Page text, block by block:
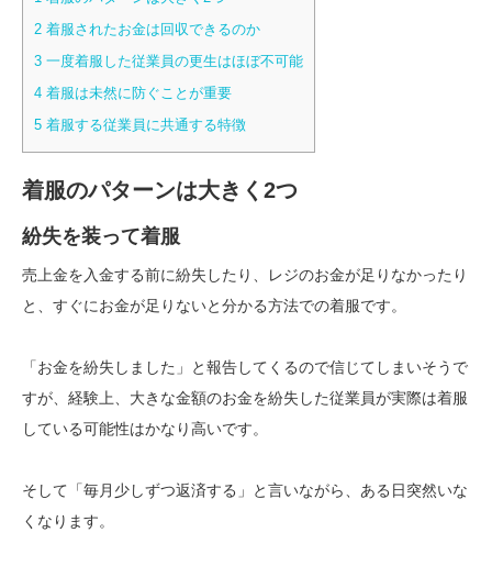
2 着服されたお金は回収できるのか
3 一度着服した従業員の更生はほぼ不可能
4 着服は未然に防ぐことが重要
5 着服する従業員に共通する特徴
着服のパターンは大きく2つ
紛失を装って着服
売上金を入金する前に紛失したり、レジのお金が足りなかったり
と、すぐにお金が足りないと分かる方法での着服です。
「お金を紛失しました」と報告してくるので信じてしまいそうで
すが、経験上、大きな金額のお金を紛失した従業員が実際は着服
している可能性はかなり高いです。
そして「毎月少しずつ返済する」と言いながら、ある日突然いな
くなります。